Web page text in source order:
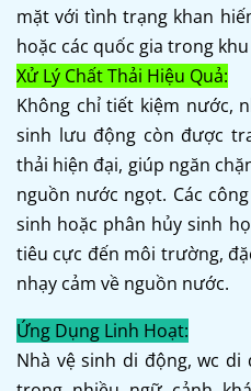
mặt với tình trạng khan
hoặc các quốc gia trong
Xử Lý Chất Thải Hiệu Quả:
Không chỉ tiết kiệm nước,
sinh lưu động còn được
thải hiện đại, giúp ngăn
nguồn nước ngọt. Các
sinh hoặc phân hủy sinh
tiêu cực đến môi trường,
nhạy cảm về nguồn nước.
Ứng Dụng Linh Hoạt:
Nhà vệ sinh di động, wc